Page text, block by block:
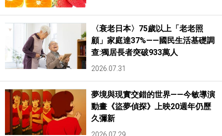
〈衰老日本〉75歲以上「老老照
顧」家庭達37%——國民生活基礎調
查:獨居長者突破933萬人
2026.07.31
夢境與現實交錯的世界——今敏導演
動畫《盜夢偵探》上映20週年仍歷
久彌新